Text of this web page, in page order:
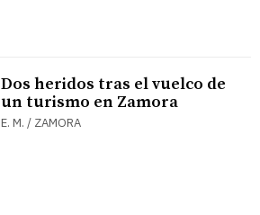
Dos heridos tras el vuelco de
un turismo en Zamora
E. M. / ZAMORA